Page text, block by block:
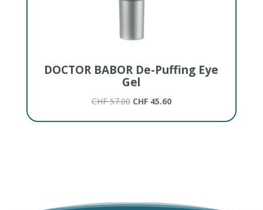
DOCTOR BABOR De-Puffing Eye
Gel
CHF57.00 Ursprünglicher
CHF45.60Aktueller